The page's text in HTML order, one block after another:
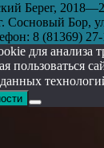
Берег,
Сосновый Бор,
8 (81369)
для анализа
пользоваться